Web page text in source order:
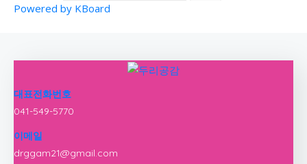
Powered by KBoard
대표전화번호
041-549-5770
이메일
drggam21@gmail.com